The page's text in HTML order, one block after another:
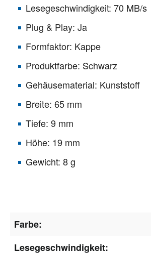
Lesegeschwindigkeit: 70 MB/s
Plug & Play: Ja
Formfaktor: Kappe
Produktfarbe: Schwarz
Gehäusematerial: Kunststoff
Breite: 65 mm
Tiefe: 9 mm
Höhe: 19 mm
Gewicht: 8 g
Farbe:
Lesegeschwindigkeit: